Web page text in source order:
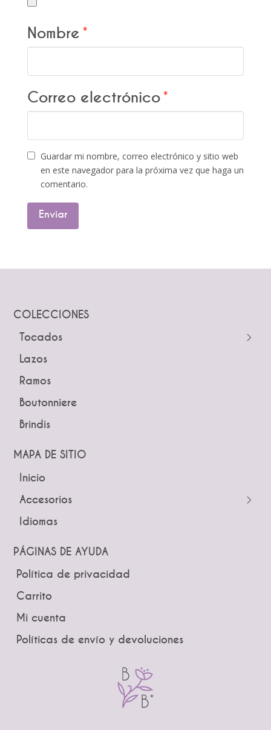
Nombre*
Correo electrónico*
Guardar mi nombre, correo electrónico y sitio web
en este navegador para la próxima vez que haga un
comentario.
COLECCIONES
Tocados
← Atrás
Guías
Peinetas
Pines
Tiaras y Coronas
Lazos
Ramos
Boutonniere
Brindis
MAPA DE SITIO
Inicio
Accesorios
← Atrás
Tocados
← Atrás
Peinetas
Pines
Lazos
Idiomas
PÁGINAS DE AYUDA
Política de privacidad
Carrito
Mi cuenta
Políticas de envío y devoluciones